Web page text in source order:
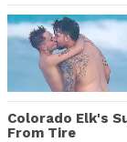
Colorado Elk's
From Tire